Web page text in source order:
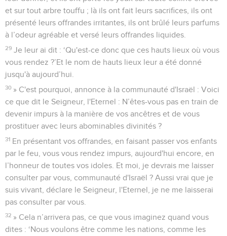
et sur tout arbre touffu ; là ils ont fait leurs sacrifices, ils ont
présenté leurs offrandes irritantes, ils ont brûlé leurs parfums
à l’odeur agréable et versé leurs offrandes liquides.
29 Je leur ai dit : ‘Qu'est-ce donc que ces hauts lieux où vous
vous rendez ?’Et le nom de hauts lieux leur a été donné
jusqu'à aujourd’hui.
30 » C'est pourquoi, annonce à la communauté d'Israël : Voici
ce que dit le Seigneur, l'Eternel : N’êtes-vous pas en train de
devenir impurs à la manière de vos ancêtres et de vous
prostituer avec leurs abominables divinités ?
31 En présentant vos offrandes, en faisant passer vos enfants
par le feu, vous vous rendez impurs, aujourd'hui encore, en
l’honneur de toutes vos idoles. Et moi, je devrais me laisser
consulter par vous, communauté d'Israël ? Aussi vrai que je
suis vivant, déclare le Seigneur, l'Eternel, je ne me laisserai
pas consulter par vous.
32 » Cela n’arrivera pas, ce que vous imaginez quand vous
dites : ‘Nous voulons être comme les nations, comme les